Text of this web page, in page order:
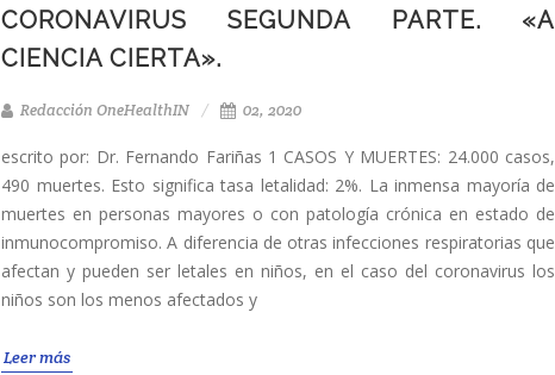
CORONAVIRUS SEGUNDA PARTE. «A
CIENCIA CIERTA».
Redacción OneHealthIN 02, 2020
escrito por: Dr. Fernando Fariñas 1 CASOS Y MUERTES: 24.000 casos,
490 muertes. Esto significa tasa letalidad: 2%. La inmensa mayoría de
muertes en personas mayores o con patología crónica en estado de
inmunocompromiso. A diferencia de otras infecciones respiratorias que
afectan y pueden ser letales en niños, en el caso del coronavirus los
niños son los menos afectados y
Leer más